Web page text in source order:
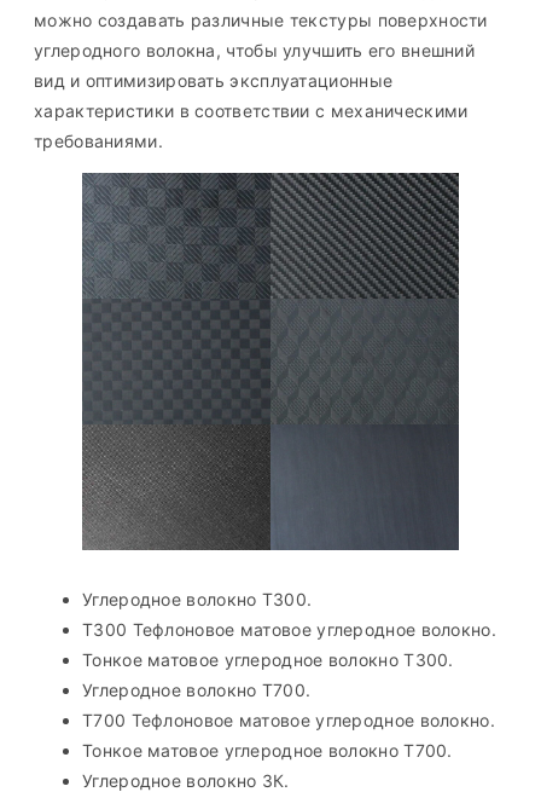
можно создавать различные текстуры поверхности
углеродного волокна, чтобы улучшить его внешний
вид и оптимизировать эксплуатационные
характеристики в соответствии с механическими
требованиями.
Углеродное волокно T300.
T300 Тефлоновое матовое углеродное волокно.
Тонкое матовое углеродное волокно T300.
Углеродное волокно T700.
T700 Тефлоновое матовое углеродное волокно.
Тонкое матовое углеродное волокно T700.
Углеродное волокно 3К.